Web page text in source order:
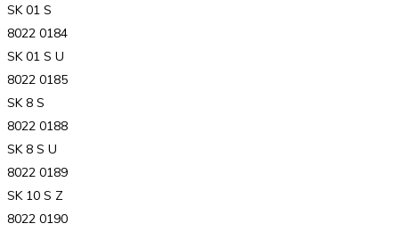
SK 01 S
8022 0184
SK 01 S U
8022 0185
SK 8 S
8022 0188
SK 8 S U
8022 0189
SK 10 S Z
8022 0190